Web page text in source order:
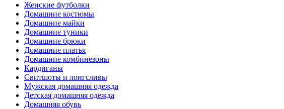
Женские футболки
Домашние костюмы
Домашние майки
Домашние туники
Домашние брюки
Домашние платья
Домашние комбинезоны
Кардиганы
Свитшоты и лонгсливы
Мужская домашняя одежда
Детская домашняя одежда
Домашняя обувь